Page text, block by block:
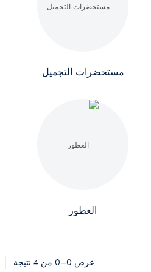
مستحضرات التجميل
العطور
عرض 0–0 من 4 نتيجة